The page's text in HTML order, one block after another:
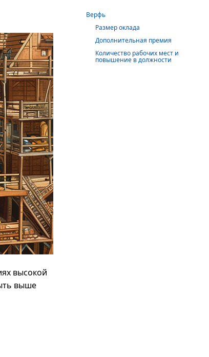
высокой
выше
Верфь
Размер оклада
Дополнительная премия
Количество рабочих мест и
повышение в должности